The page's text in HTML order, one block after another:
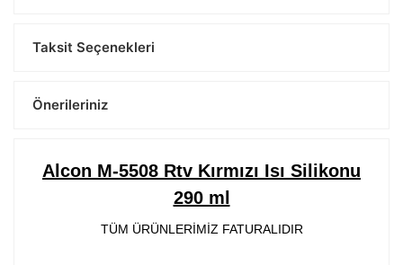
Taksit Seçenekleri
Önerileriniz
Alcon M-5508 Rtv Kırmızı Isı Silikonu
290 ml
TÜM ÜRÜNLERİMİZ FATURALIDIR